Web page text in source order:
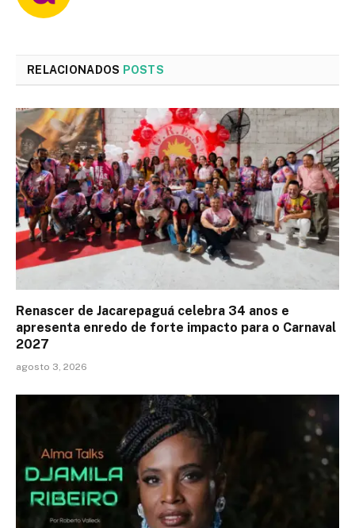
RELACIONADOS POSTS
Renascer de Jacarepaguá celebra 34 anos e
apresenta enredo de forte impacto para o Carnaval
2027
agosto 3, 2026